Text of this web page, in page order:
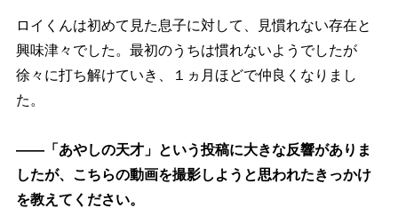
ロイくんは初めて見た息子に対して、見慣れない存在と
興味津々でした。最初のうちは慣れないようでしたが
徐々に打ち解けていき、１ヵ月ほどで仲良くなりまし
た。
――「あやしの天才」という投稿に大きな反響がありま
したが、こちらの動画を撮影しようと思われたきっかけ
を教えてください。